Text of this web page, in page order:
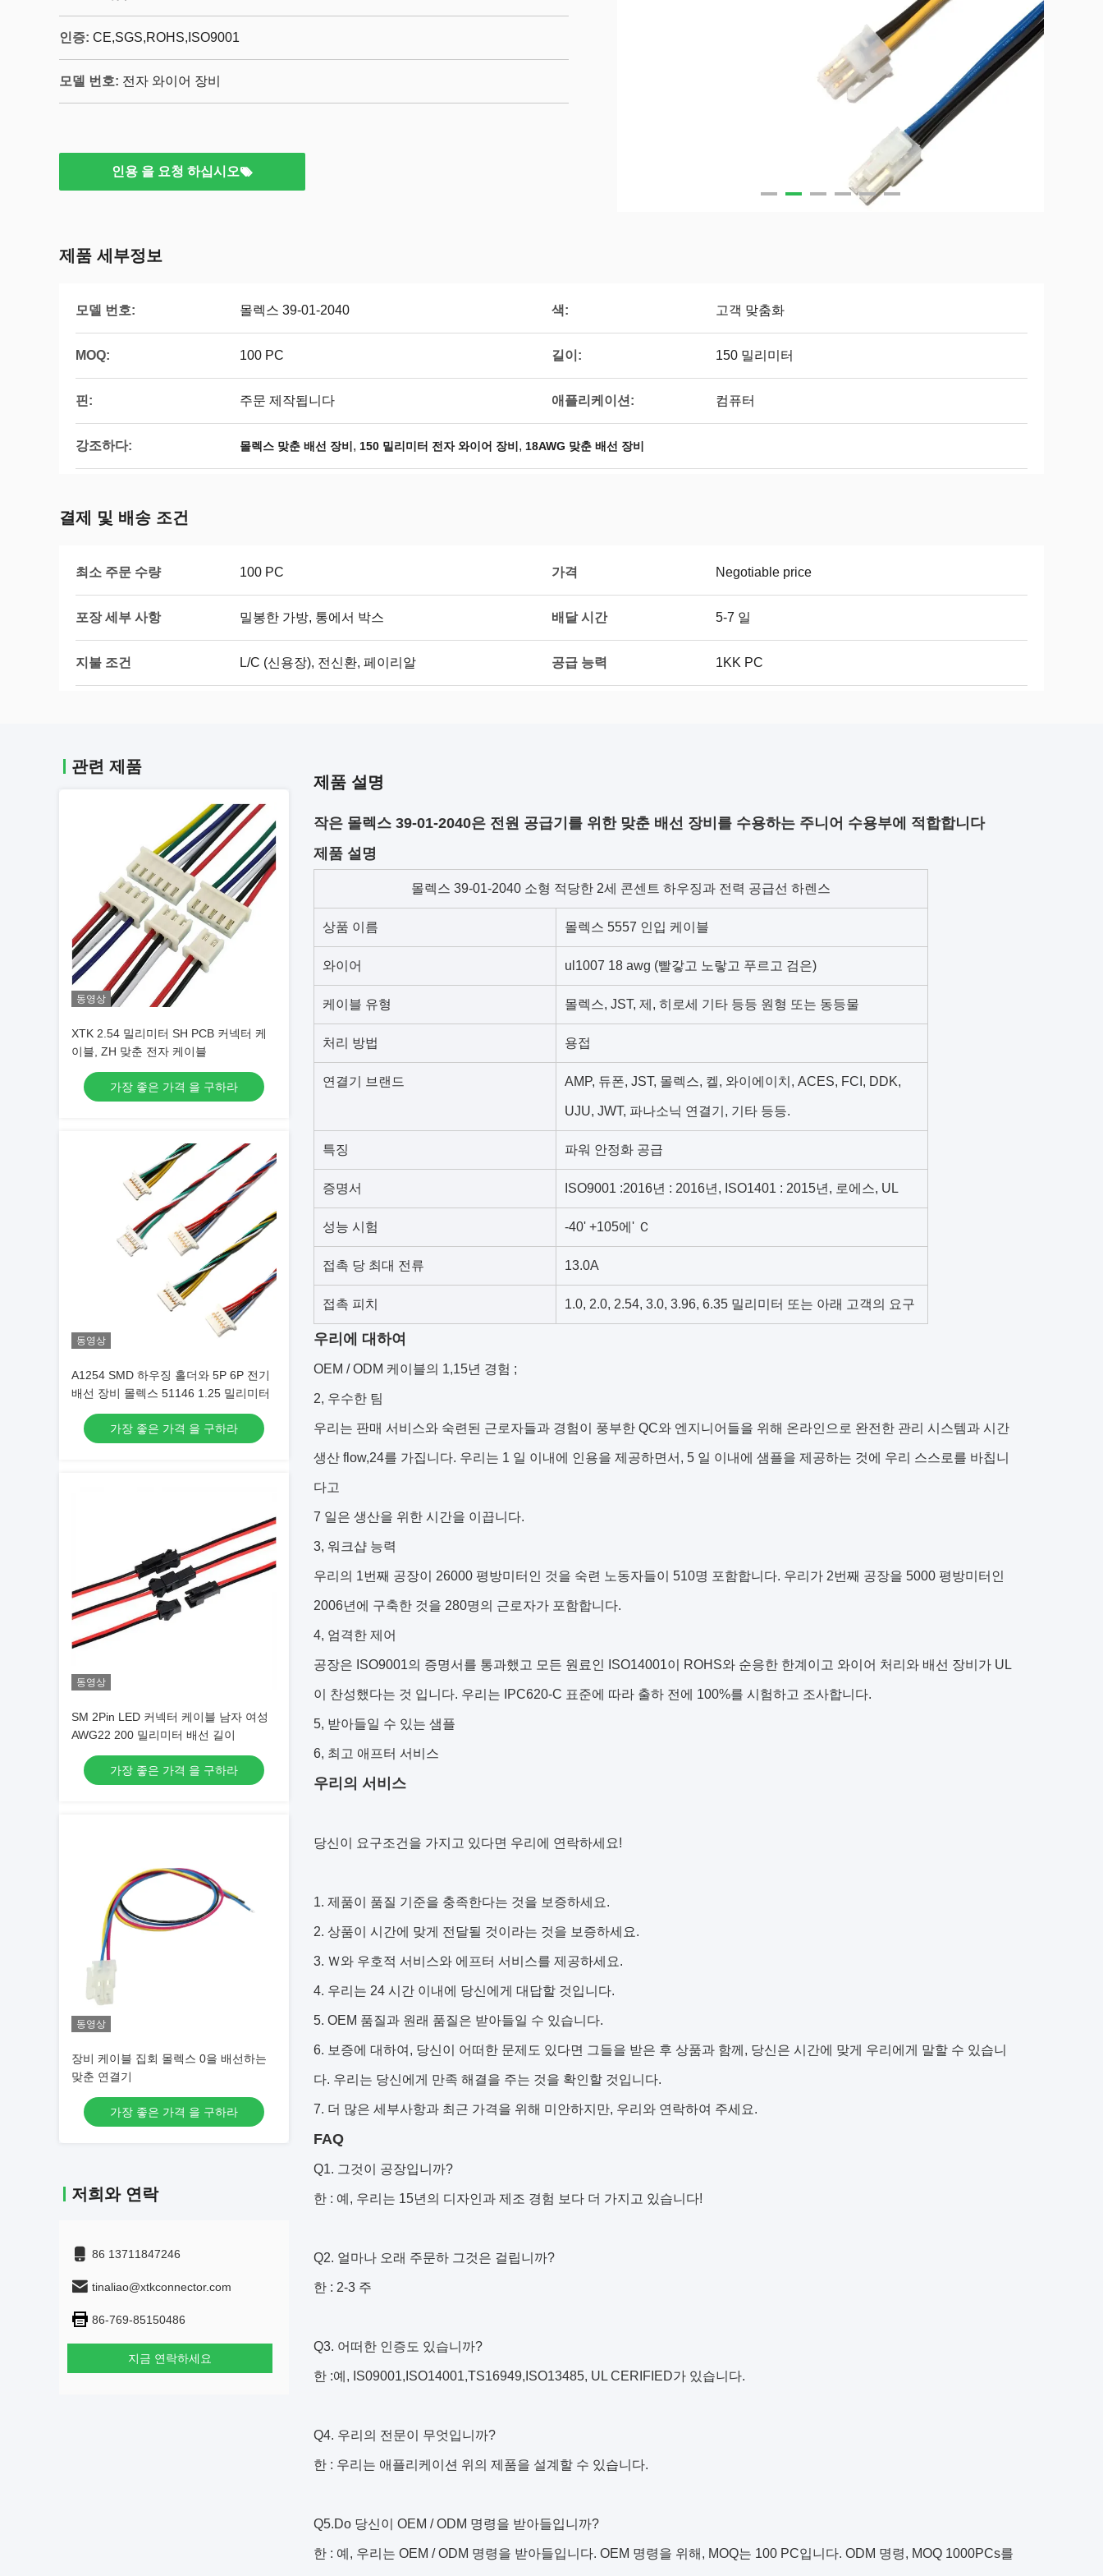
인증: CE,SGS,ROHS,ISO9001
모델 번호: 전자 와이어 장비
인용 을 요청 하십시오
제품 세부정보
모델 번호: 몰렉스 39-01-2040 색: 고객 맞춤화
MOQ: 100 PC 길이: 150 밀리미터
핀: 주문 제작됩니다 애플리케이션: 컴퓨터
강조하다: 몰렉스 맞춘 배선 장비 , 150 밀리미터 전자 와이어 장비 , 18AWG 맞춘 배선 장비
결제 및 배송 조건
최소 주문 수량 100 PC 가격 Negotiable price
포장 세부 사항 밀봉한 가방, 통에서 박스 배달 시간 5-7 일
지불 조건 L/C (신용장), 전신환, 페이리알 공급 능력 1KK PC
관련 제품
동영상
XTK 2.54 밀리미터 SH PCB 커넥터 케
이블, ZH 맞춘 전자 케이블
가장 좋은 가격 을 구하라
동영상
A1254 SMD 하우징 홀더와 5P 6P 전기
배선 장비 몰렉스 51146 1.25 밀리미터
가장 좋은 가격 을 구하라
동영상
SM 2Pin LED 커넥터 케이블 남자 여성
AWG22 200 밀리미터 배선 길이
가장 좋은 가격 을 구하라
동영상
장비 케이블 집회 몰렉스 0을 배선하는
맞춘 연결기
가장 좋은 가격 을 구하라
저희와 연락
86 13711847246
tinaliao@xtkconnector.com
86-769-85150486
지금 연락하세요
제품 설명
작은 몰렉스 39-01-2040은 전원 공급기를 위한 맞춘 배선 장비를 수용하는 주니어 수용부에 적합합니다
제품 설명
몰렉스 39-01-2040 소형 적당한 2세 콘센트 하우징과 전력 공급선 하렌스
상품 이름 몰렉스 5557 인입 케이블
와이어 ul1007 18 awg (빨갛고 노랗고 푸르고 검은)
케이블 유형 몰렉스, JST, 제, 히로세 기타 등등 원형 또는 동등물
처리 방법 용접
연결기 브랜드 AMP, 듀폰, JST, 몰렉스, 켈, 와이에이치, ACES, FCI, DDK,
UJU, JWT, 파나소닉 연결기, 기타 등등.
특징 파워 안정화 공급
증명서 ISO9001 :2016년 : 2016년, ISO1401 : 2015년, 로에스, UL
성능 시험 -40' +105에' Ｃ
접촉 당 최대 전류 13.0A
접촉 피치 1.0, 2.0, 2.54, 3.0, 3.96, 6.35 밀리미터 또는 아래 고객의 요구
우리에 대하여
OEM / ODM 케이블의 1,15년 경험 ;
2, 우수한 팀
우리는 판매 서비스와 숙련된 근로자들과 경험이 풍부한 QC와 엔지니어들을 위해 온라인으로 완전한 관리 시스템과 시간
생산 flow,24를 가집니다. 우리는 1 일 이내에 인용을 제공하면서, 5 일 이내에 샘플을 제공하는 것에 우리 스스로를 바칩니
다고
7 일은 생산을 위한 시간을 이끕니다.
3, 워크샵 능력
우리의 1번째 공장이 26000 평방미터인 것을 숙련 노동자들이 510명 포함합니다. 우리가 2번째 공장을 5000 평방미터인
2006년에 구축한 것을 280명의 근로자가 포함합니다.
4, 엄격한 제어
공장은 ISO9001의 증명서를 통과했고 모든 원료인 ISO14001이 ROHS와 순응한 한계이고 와이어 처리와 배선 장비가 UL
이 찬성했다는 것 입니다. 우리는 IPC620-C 표준에 따라 출하 전에 100%를 시험하고 조사합니다.
5, 받아들일 수 있는 샘플
6, 최고 애프터 서비스
우리의 서비스
당신이 요구조건을 가지고 있다면 우리에 연락하세요!
1. 제품이 품질 기준을 충족한다는 것을 보증하세요.
2. 상품이 시간에 맞게 전달될 것이라는 것을 보증하세요.
3. Ｗ와 우호적 서비스와 에프터 서비스를 제공하세요.
4. 우리는 24 시간 이내에 당신에게 대답할 것입니다.
5. OEM 품질과 원래 품질은 받아들일 수 있습니다.
6. 보증에 대하여, 당신이 어떠한 문제도 있다면 그들을 받은 후 상품과 함께, 당신은 시간에 맞게 우리에게 말할 수 있습니
다. 우리는 당신에게 만족 해결을 주는 것을 확인할 것입니다.
7. 더 많은 세부사항과 최근 가격을 위해 미안하지만, 우리와 연락하여 주세요.
FAQ
Q1. 그것이 공장입니까?
한 : 예, 우리는 15년의 디자인과 제조 경험 보다 더 가지고 있습니다!
Q2. 얼마나 오래 주문하 그것은 걸립니까?
한 : 2-3 주
Q3. 어떠한 인증도 있습니까?
한 :예, IS09001,ISO14001,TS16949,ISO13485, UL CERIFIED가 있습니다.
Q4. 우리의 전문이 무엇입니까?
한 : 우리는 애플리케이션 위의 제품을 설계할 수 있습니다.
Q5.Do 당신이 OEM / ODM 명령을 받아들입니까?
한 : 예, 우리는 OEM / ODM 명령을 받아들입니다. OEM 명령을 위해, MOQ는 100 PC입니다. ODM 명령, MOQ 1000PCs를